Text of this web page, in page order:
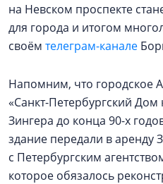
на Невском проспекте
для города и итогом
своём телеграм-канале
Напомним, что городское
«Санкт-Петербургский
Зингера до конца 90-х
здание передали в аренду
с Петербургским
которое обязалось